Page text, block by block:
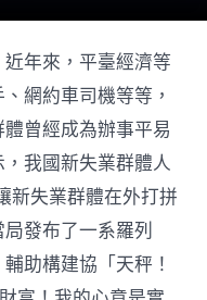
舉
關
懷
關
愛
新
失
業
群
體〉
中
年來，平臺經濟等
網約車司機等等，
曾經成為辦事平易
我國新失業群體人
新失業群體在外打拼
發布了一系羅列
助構建協「天秤！